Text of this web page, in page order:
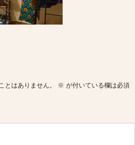
とはありません。 ※ が付いている欄は必須